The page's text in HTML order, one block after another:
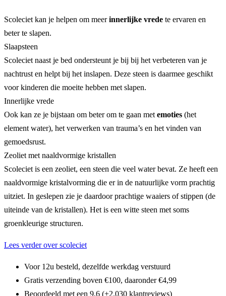
Scoleciet kan je helpen om meerinnerlijke vrede te ervaren en
beter te slapen.
Slaapsteen
Scoleciet naast je bed ondersteunt je bij bij het verbeteren van je
nachtrust en helpt bij het inslapen. Deze steen is daarmee geschikt
voor kinderen die moeite hebben met slapen.
Innerlijke vrede
Ook kan ze je bijstaan om beter om te gaan met emoties (het
element water), het verwerken van trauma’s en het vinden van
gemoedsrust.
Zeoliet met naaldvormige kristallen
Scoleciet is een zeoliet, een steen die veel water bevat. Ze heeft een
naaldvormige kristalvorming die er in de natuurlijke vorm prachtig
uitziet. In geslepen zie je daardoor prachtige waaiers of stippen (de
uiteinde van de kristallen). Het is een witte steen met soms
groenkleurige structuren.
Lees verder over scoleciet
Voor 12u besteld, dezelfde werkdag verstuurd
Gratis verzending boven €100, daaronder €4,99
Beoordeeld met een 9,6 (+2.030 klantreviews)